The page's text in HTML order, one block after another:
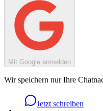
Mit Google anmelden
Wir speichern nur Ihre
Jetzt schreiben